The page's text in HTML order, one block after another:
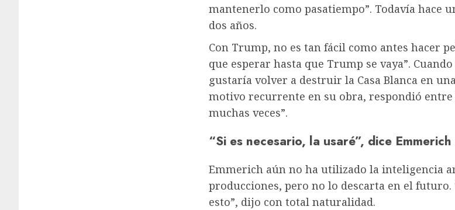
mantenerlo como pasatiempo”. Todavía hace
dos años.
Con Trump, no es tan fácil como antes hacer
que esperar hasta que Trump se vaya”.
gustaría volver a destruir la Casa Blanca en
motivo recurrente en su obra, respondió entre
muchas veces”.
“Si es necesario, la usaré”, dice
Emmerich aún no ha utilizado la inteligencia
producciones, pero no lo descarta en el futuro.
esto”, dijo con total naturalidad.